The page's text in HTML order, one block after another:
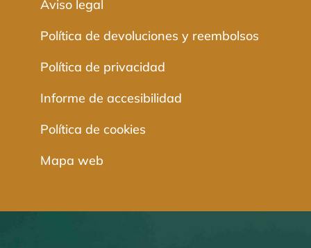
Aviso legal
Política de devoluciones y reembolsos
Política de privacidad
Informe de accesibilidad
Política de cookies
Mapa web